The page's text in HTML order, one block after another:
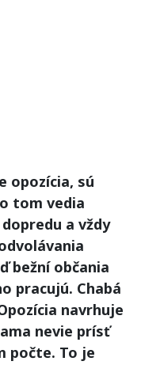
opozícia, sú
tom vedia
a vždy
bežní občania
pracujú. Chabá
navrhuje
nevie prísť
počte. To je